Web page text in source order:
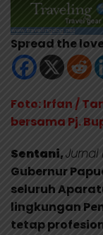
Spread the
Foto: Irfan /
bersama Pj.
Sentani,Jurnal
Gubernur
seluruh
lingkungan
tetap